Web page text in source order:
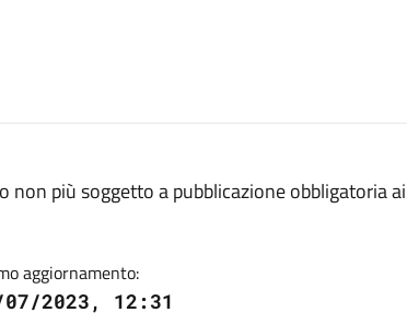
non più soggetto a pubblicazione obbligatoria
aggiornamento:
2023, 12:31